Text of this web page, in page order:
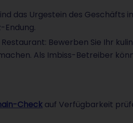
das Urgestein des Geschäfts
Endung.
Bewerben Sie Ihr
Als Imbiss-Betreiber
Check auf Verfügbarkeit